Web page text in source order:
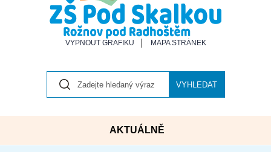
VYPNOUT GRAFIKU MAPA STRÁNEK
VYHLEDAT
AKTUÁLNĚ